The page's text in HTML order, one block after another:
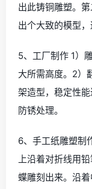
出此铸铜雕塑。
出个大致的模型，
5、工厂制作 1）
大所需高度。2）
架造型，稳定性
防锈处理。
6、手工纸雕塑制
上沿着对折线用
蝶雕刻出来。沿